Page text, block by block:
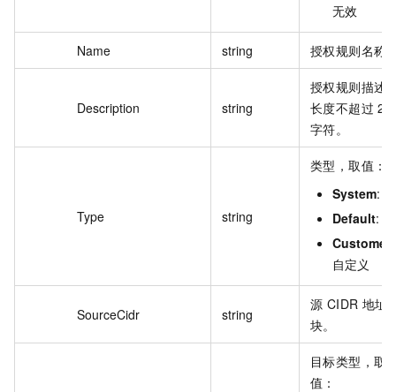
无效
Name string 授权规则名称
Description string
授权规则描述
长度不超过
字符。
Type string
类型，取值：
System:
Default:
Customer
自定义
SourceCidr string
源 CIDR 地址
块。
目标类型，取
值：